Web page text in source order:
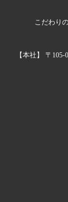
こだわり
【本社】 〒